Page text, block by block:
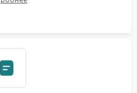
возможных протечек воды.